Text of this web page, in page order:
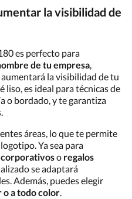
la visibilidad de
es perfecto para
de tu empresa,
la visibilidad de tu
liso, es ideal para técnicas de
o bordado, y te garantiza
áreas, lo que te permite
Ya sea para
o regalos
se adaptará
Además, puedes elegir
o a todo color.